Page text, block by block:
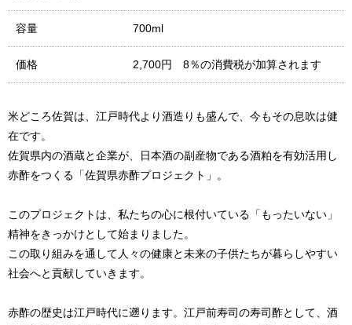
容量 700ml
価格 2,700円 8％の消費税が加算されます
米どころ佐賀は、江戸時代より酒造りも盛んで、今もその息吹は健
在です。
佐賀県内の酒蔵と企業が、日本酒の副産物である酒粕を有効活用し
赤酢をつくる「佐賀県赤酢プロジェクト」。
このプロジェクトは、私たちの心に根付いている「もったいない」
精神をきっかけとして始まりました。
この取り組みを通して人々の健康と未来の子供たちが暮らしやすい
社会へと貢献していきます。
赤酢の歴史は江戸時代に遡ります。江戸前寿司の寿司酢として、酒